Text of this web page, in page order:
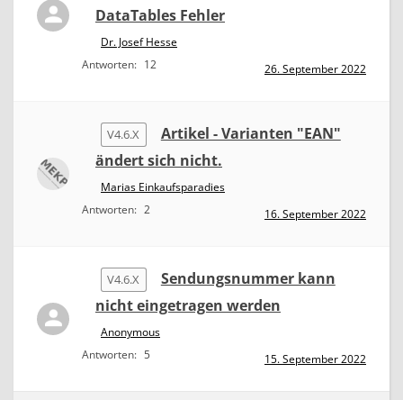
DataTables Fehler
Dr. Josef Hesse
Antworten: 12 26. September 2022
V4.6.X
Artikel - Varianten "EAN"
ändert sich nicht.
Marias Einkaufsparadies
Antworten: 2 16. September 2022
V4.6.X
Sendungsnummer kann
nicht eingetragen werden
Anonymous
Antworten: 5 15. September 2022